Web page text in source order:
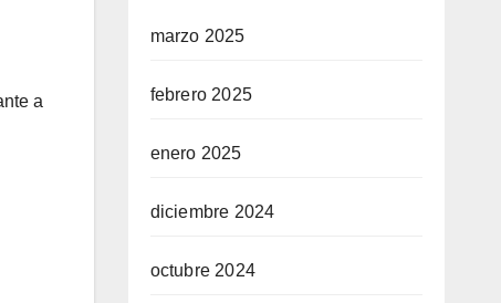
a
marzo 2025
febrero 2025
enero 2025
diciembre 2024
octubre 2024